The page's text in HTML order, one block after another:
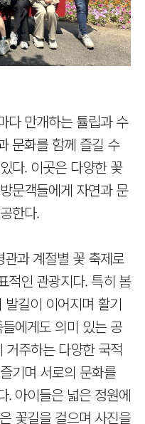
다 만개하는 튤립과 수
문화를 함께 즐길 수
다. 이곳은 다양한 꽃
문객들에게 자연과 문
한다.
과 계절별 꽃 축제로
적인 관광지다. 특히 봄
길이 이어지며 활기
에게도 의미 있는 공
거주하는 다양한 국적
기며 서로의 문화를
. 아이들은 넓은 정원에
꽃길을 걸으며 사진을